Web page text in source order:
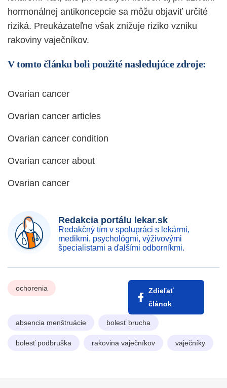
hormonálnej antikoncepcie sa môžu objaviť určité
riziká. Preukázateľne však znižuje riziko vzniku
rakoviny vaječníkov.
V tomto článku boli použité nasledujúce zdroje:
Ovarian cancer
Ovarian cancer articles
Ovarian cancer condition
Ovarian cancer about
Ovarian cancer
Redakcia portálu lekar.sk
Redakčný tím v spolupráci s lekármi,
medikmi, psychológmi, výživovými
špecialistami a ďalšími odborníkmi.
ochorenia
Zdieľať
článok
absencia menštruácie bolesť brucha
bolesť podbruška rakovina vaječníkov vaječníky